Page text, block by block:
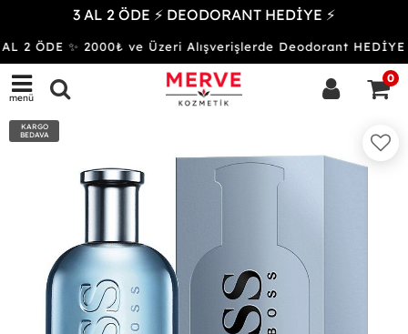
3 AL 2 ÖDE ⚡ DEODORANT HEDİYE ⚡
2 ÖDE ✨ 2000₺ ve Üzeri Alışverişlerde Deodorant HEDİYE
menü
0
KARGO
BEDAVA